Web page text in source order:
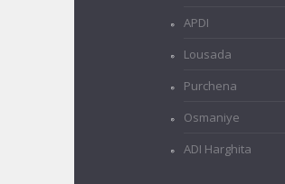
APDI
Lousada
Purchena
Osmaniye
ADI Harghita